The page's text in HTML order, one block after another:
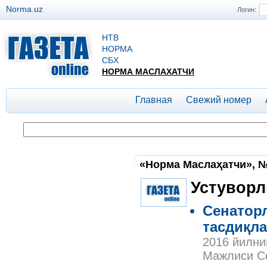
Логин:
Norma.uz
НТВ
НОРМА
СБХ
НОРМА МАСЛАХАТЧИ
Главная Свежий номер
«Норма Маслаҳатчи»,
2016
Мажлиси